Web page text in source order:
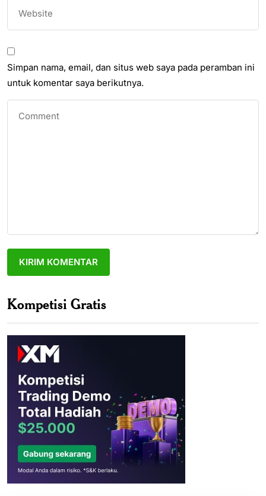
Simpan nama, email, dan situs web saya pada peramban ini
untuk komentar saya berikutnya.
Kompetisi Gratis